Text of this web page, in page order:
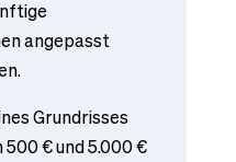
angepasst
Grundrisses
€ und 5.000 €